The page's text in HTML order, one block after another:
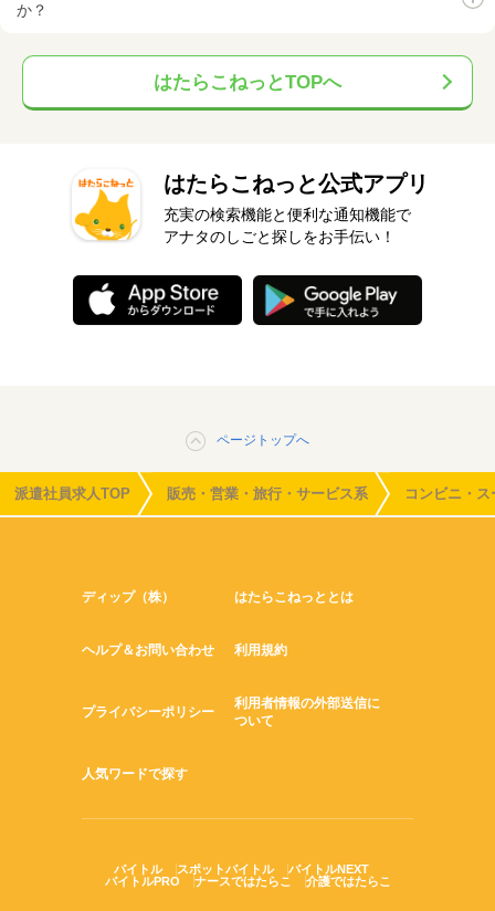
か？
はたらこねっとTOPへ
はたらこねっと公式アプリ
充実の検索機能と便利な通知機能で
アナタのしごと探しをお手伝い！
ページトップへ
派遣社員求人TOP 販売・営業・旅行・サービス系 コンビニ・ス
ディップ（株） はたらこねっととは
ヘルプ＆お問い合わせ 利用規約
プライバシーポリシー
利用者情報の外部送信に
ついて
人気ワードで探す
バイトル スポットバイトル
バイトルNEXT
バイトルPRO
ナースではたらこ 介護ではたらこ